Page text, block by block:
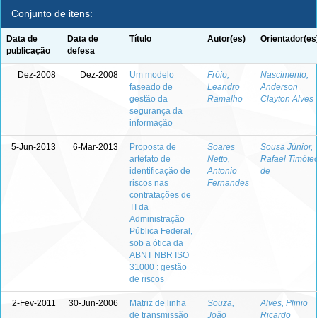
Conjunto de itens:
Data de
publicação
Data de
defesa
Título Autor(es)
Dez-2008 Dez-2008
Um modelo
faseado de
gestão da
segurança da
informação
Fróio,
Leandro
Ramalho
Nascimento,
Anderson
Clayton Alves
5-Jun-2013 6-Mar-2013
Proposta de
artefato de
identificação de
riscos nas
contratações de
TI da
Administração
Pública Federal,
sob a ótica da
ABNT NBR ISO
31000 : gestão
de riscos
Soares
Netto,
Antonio
Fernandes
Sousa Júnior,
Rafael
de
2-Fev-2011 30-Jun-2006
Matriz de linha
de transmissão
Souza,
João
Alves, Plinio
Ricardo